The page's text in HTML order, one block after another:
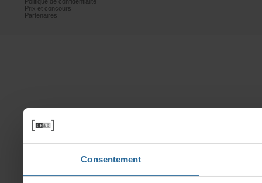
Consentement
Prixetconcours
Partenaires